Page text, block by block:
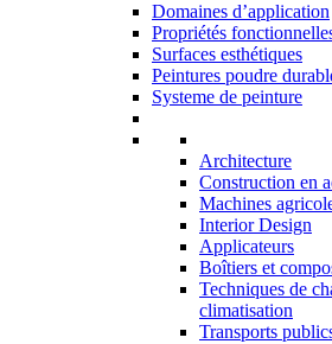
Domaines d’application
Propriétés
Surfaces esthétiques
Peintures poudre
Systeme de peinture
Architecture
Construction en
Machines
Interior Design
Applicateurs
Boîtiers et
Techniques de
climatisation
Transports